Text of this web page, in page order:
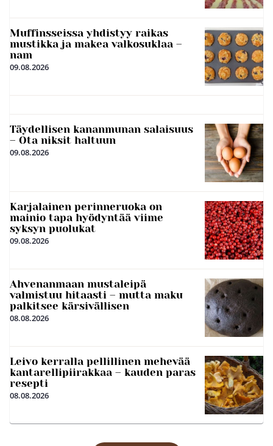
Muffinsseissa yhdistyy raikas
mustikka ja makea valkosuklaa –
nam
09.08.2026
Täydellisen kananmunan salaisuus
– Ota niksit haltuun
09.08.2026
Karjalainen perinneruoka on
mainio tapa hyödyntää viime
syksyn puolukat
09.08.2026
Ahvenanmaan mustaleipä
valmistuu hitaasti – mutta maku
palkitsee kärsivällisen
08.08.2026
Leivo kerralla pellillinen mehevää
kantarellipiirakkaa – kauden paras
resepti
08.08.2026